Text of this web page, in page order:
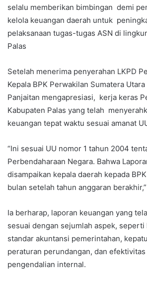
selalu memberikan bimbingan demi
kelola keuangan daerah untuk
pelaksanaan tugas-tugas ASN di
Palas
Setelah menerima penyerahan LKPD
Kepala BPK Perwakilan Sumatera
Panjaitan mengapresiasi, kerja keras
Kabupaten Palas yang telah
keuangan tepat waktu sesuai amanat
“Ini sesuai UU nomor 1 tahun 2004
Perbendaharaan Negara. Bahwa
disampaikan kepala daerah kepada
bulan setelah tahun anggaran
Ia berharap, laporan keuangan yang
sesuai dengan sejumlah aspek, seperti
standar akuntansi pemerintahan,
peraturan perundangan, dan
pengendalian internal.